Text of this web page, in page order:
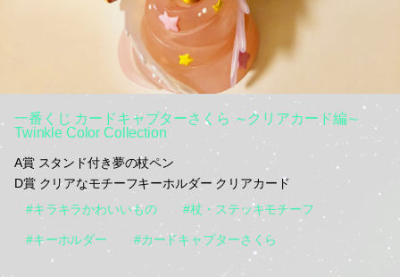
一番くじ カードキャプターさくら ～クリアカード編～
Twinkle Color Collection
A賞 スタンド付き夢の杖ペン
D賞 クリアなモチーフキーホルダー クリアカード
#キラキラかわいいもの
#杖・ステッキモチーフ
#キーホルダー #カードキャプターさくら